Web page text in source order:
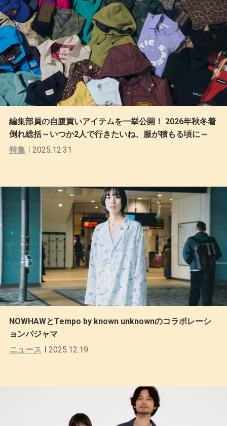
編集部員の自腹買いアイテムを一挙公開！ 2026年秋冬着
倒れ総括～いつか2人で行きたいね、服が積もる頃に～
特集
2025.12.31
NOWHAWとTempo by known unknownのコラボレーシ
ョンパジャマ
ニュース
2025.12.19